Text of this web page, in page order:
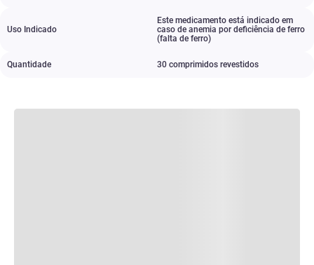
Uso Indicado
Este medicamento está indicado em
caso de anemia por deficiência de ferro
(falta de ferro)
Quantidade 30 comprimidos revestidos